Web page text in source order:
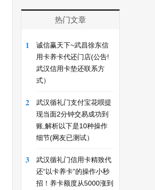
热门文章
1
诚信赢天下~武昌徐东信
用卡养卡代还门店(公告!
武汉信用卡垫还联系方
式）
2
武汉循礼门支付宝花呗提
现当面2分钟交易成功到
账,解析以下是10种操作
细节(网友已测试）
3
武汉循礼门信用卡精致代
还“以卡养卡”的操作小秒
招！养卡额度从5000涨到